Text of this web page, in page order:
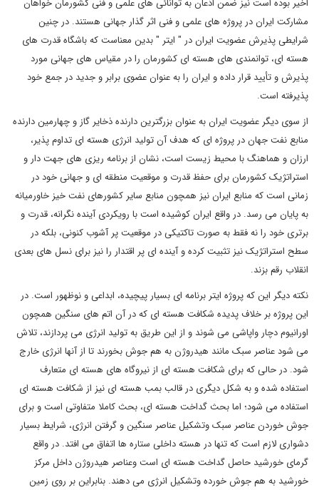
اخیر بوده است نیز ضمن اذعان به توانائی های علمی و فنی کشورمان خواهان
مشارکت ایران در پروژه های علمی و فنی اثر گذار جهانی هستند. در چنین
شرایطی پذیرش عضویت ایران در " ایتر " بدین معناست که باشگاه قدرت های
هسته ای، توانمندی های هسته ای کشورمان را در مقیاس های جهانی مورد
پذیرش و تأیید قرار داده و ایران را به عنوان عضوی برابر و جدید در جمع خود
پذیرفته است.
از سوی دیگر عضویت ایران به عنوان بزرگترین دارنده ذخایر گاز و چهارمین دارنده
منابع نفت جهان در پروژه ای که هدف آن تولید انرژی هسته ای تداوم پذیر،
ارزان و هماهنگ با محیط زیست است، نشان از برنامه ریزی های جهت دار و
استراتژیک کشورمان برای حفظ قدرت و موقعیت منطقه ای و جهانی خود در
زمانی است که منابع ایران نیز همچون منابع سایر کشورهای نفت خیز خاورمیانه
به پایان می رسد. در واقع ایران کوشیده است با رویکردی آینده نگرانه، قدرت و
برتری خود را نه فقط به صورت تاکتیکی در موقعیت پر آشوب کنونی، بلکه در
سطح استراتژیک نیز تثبیت کرده و آینده ای پر اقتدار را نیز برای نسل های بعدی
انقلاب رقم بزند.
نکته دیگر این که پروژه ایتر برنامه ای بسیار پیچیده، ابداعی و نوظهور است. در
این پروژه بر خلاف پدیده شکافت هسته ای که در آن اتم های سنگین همچون
اورانیوم دچار واپاشی می شوند و از این طریق به تولید انرژی می پردازند، تلاش
می شود عناصر سبک مانند هیدروژن به هم جوش بخورند تا از آنها انرژی خارج
شود. در حالی که برای شکافت هسته ای از نیروگاه های هسته ای متعارف
استفاده شده و به شکل دیگری در قالب بمب هسته ای نیز از شکافت هسته ای
استفاده می شود؛ اما بحث گداخت هسته ای، بحث کاملا متفاوتی است و برای
جوش خوردن عناصر سبک وتشکیل عناصر سنگین و گرفتن انرژی، شرایط بسیار
دشواری لازم است که تنها در هسته داخلی ستاره ها اتفاق می افتد. در واقع
گرمای خورشید حاصل گداخت هسته ای است وعناصر هیدروژن داخل مرکز
خورشید به هم جوش خورده وتشکیل انرژی می دهند. بنابراین بر روی زمین